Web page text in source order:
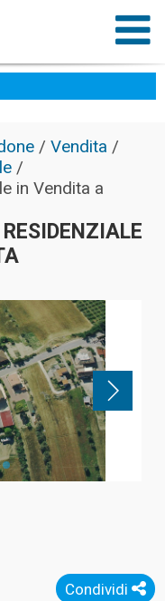
/Vendita /
/
in Vendita a
Condividi